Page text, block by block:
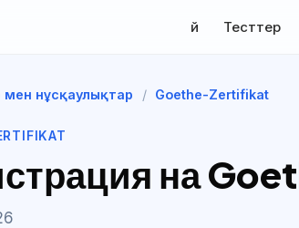
Үй Тесттер
нұсқаулықтар / Goethe-Zertifikat
на